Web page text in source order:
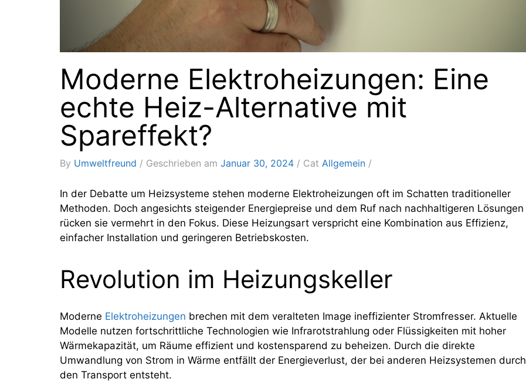
Moderne Elektroheizungen: Eine
echte Heiz-Alternative mit
Spareffekt?
By Umweltfreund Geschrieben am Januar 30, 2024 Cat Allgemein
In der Debatte um Heizsysteme stehen moderne Elektroheizungen oft im Schatten traditioneller
Methoden. Doch angesichts steigender Energiepreise und dem Ruf nach nachhaltigeren Lösungen
rücken sie vermehrt in den Fokus. Diese Heizungsart verspricht eine Kombination aus Effizienz,
einfacher Installation und geringeren Betriebskosten.
Revolution im Heizungskeller
Moderne Elektroheizungen brechen mit dem veralteten Image ineffizienter Stromfresser. Aktuelle
Modelle nutzen fortschrittliche Technologien wie Infrarotstrahlung oder Flüssigkeiten mit hoher
Wärmekapazität, um Räume effizient und kostensparend zu beheizen. Durch die direkte
Umwandlung von Strom in Wärme entfällt der Energieverlust, der bei anderen Heizsystemen durch
den Transport entsteht.